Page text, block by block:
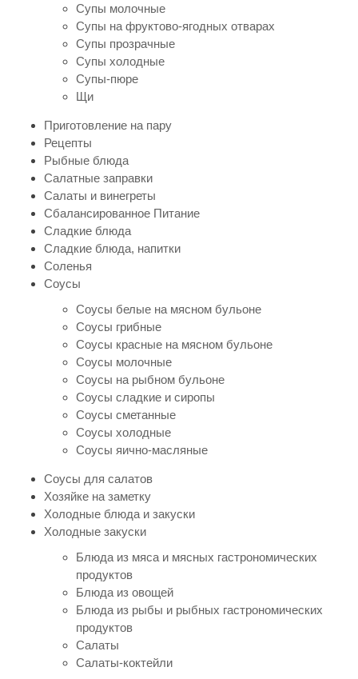
Супы молочные
Супы на фруктово-ягодных отварах
Супы прозрачные
Супы холодные
Супы-пюре
Щи
Приготовление на пару
Рецепты
Рыбные блюда
Салатные заправки
Салаты и винегреты
Сбалансированное Питание
Сладкие блюда
Сладкие блюда, напитки
Соленья
Соусы
Соусы белые на мясном бульоне
Соусы грибные
Соусы красные на мясном бульоне
Соусы молочные
Соусы на рыбном бульоне
Соусы сладкие и сиропы
Соусы сметанные
Соусы холодные
Соусы яично-масляные
Соусы для салатов
Хозяйке на заметку
Холодные блюда и закуски
Холодные закуски
Блюда из мяса и мясных гастрономических
продуктов
Блюда из овощей
Блюда из рыбы и рыбных гастрономических
продуктов
Салаты
Салаты-коктейли